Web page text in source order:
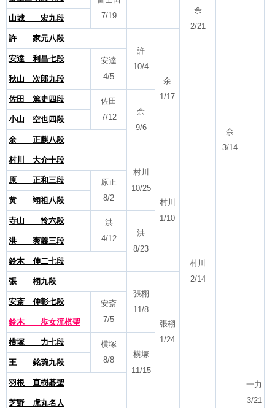
余
2/21
余
3/14
一力
3/21
7/19
山城 宏九段
許 家元八段
許
10/4
余
1/17
安達 利昌七段
安達
4/5
秋山 次郎九段
佐田 篤史四段
佐田
7/12
余
9/6
小山 空也四段
余 正麒八段
村川 大介十段
村川
10/25
村川
1/10
村川
2/14
原 正和三段
原正
8/2
黄 翊祖八段
寺山 怜六段
洪
4/12
洪
8/23
洪 爽義三段
鈴木 伸二七段
張 栩九段
張栩
11/8
張栩
1/24
安斎 伸彰七段
安斎
7/5
鈴木 歩女流棋聖
横塚 力七段
横塚
8/8
横塚
11/15
王 銘琬九段
羽根 直樹碁聖
芝野 虎丸名人